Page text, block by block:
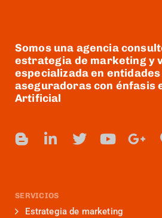
Somos una agencia
estrategia de marketing y
especializada en
aseguradoras con énfasis
Artificial
SERVICIOS
Estrategia de marketing